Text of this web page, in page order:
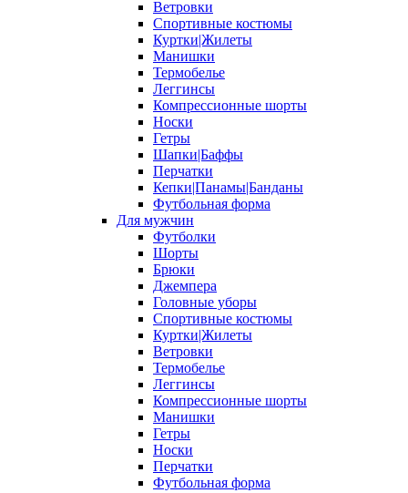
Ветровки
Спортивные костюмы
Куртки|Жилеты
Манишки
Термобелье
Леггинсы
Компрессионные шорты
Носки
Гетры
Шапки|Баффы
Перчатки
Кепки|Панамы|Банданы
Футбольная форма
Для мужчин
Футболки
Шорты
Брюки
Джемпера
Головные уборы
Спортивные костюмы
Куртки|Жилеты
Ветровки
Термобелье
Леггинсы
Компрессионные шорты
Манишки
Гетры
Носки
Перчатки
Футбольная форма